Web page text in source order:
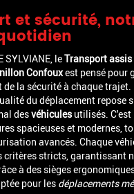
et sécurité,
SYLVIANE, leTransport assis
Confouxest pensé pour
la sécurité à chaque trajet.
du déplacement repose
desvéhiculesutilisés. C'est
spacieuses et modernes,
avancés. Chaque
critères stricts, garantissant
à des sièges
pour les déplacements